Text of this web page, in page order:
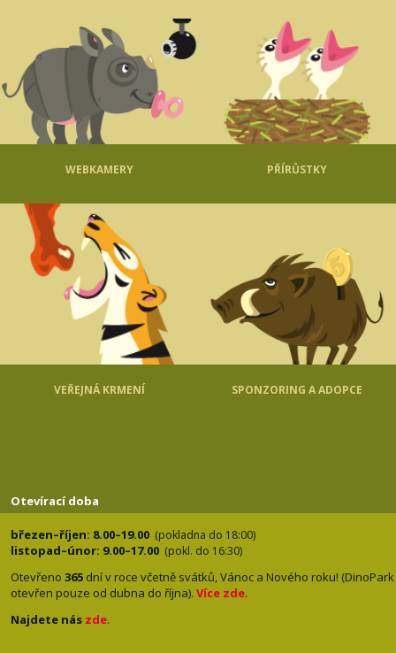
WEBKAMERY PŘÍRŮSTKY
VEŘEJNÁ KRMENÍ SPONZORING A ADOPCE
Otevírací doba
březen–říjen: 8.00–19.00 (pokladna do 18:00)
listopad–únor: 9.00–17.00 (pokl. do 16:30)
Otevřeno 365 dní v roce včetně svátků, Vánoc a Nového roku! (DinoPark
otevřen pouze od dubna do října). Více zde.
Najdete nás zde.